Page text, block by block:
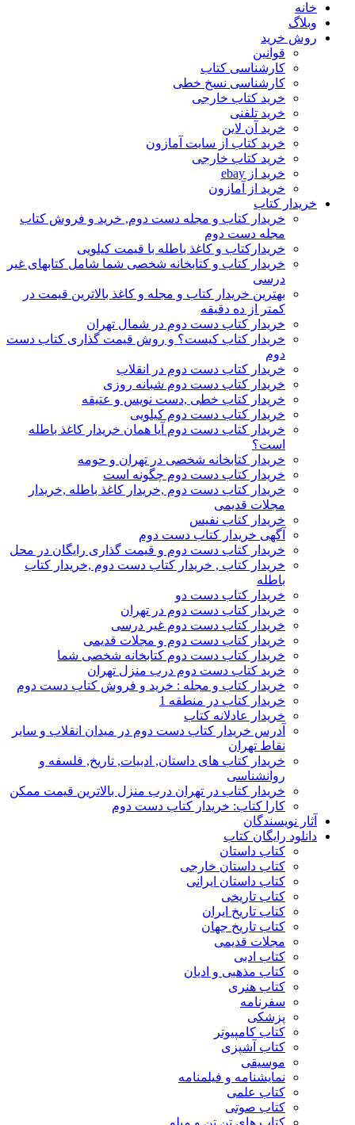
خانه
وبلاگ
روش خرید
قوانین
کارشناسی کتاب
کارشناسی نسخ خطی
خرید کتاب خارجی
خرید تلفنی
خرید آن لاین
خرید کتاب از سایت آمازون
خرید کتاب خارجی
خرید از ebay
خرید از آمازون
خریدار کتاب
خریدار کتاب و مجله دست دوم, خرید و فروش کتاب
مجله دست دوم
خریدارکتاب و کاغذ باطله با قیمت کیلویی
خریدار کتاب و کتابخانه شخصی شما شامل کتابهای غیر
درسی
بهترین خریدار کتاب و مجله و کاغذ بالاترین قیمت در
کمتر از ده دقیقه
خریدار کتاب دست دوم در شمال تهران
خریدار کتاب کیست؟ و روش قیمت گذاری کتاب دست
دوم
خریدار کتاب دست دوم در انقلاب
خریدار کتاب دست دوم شبانه روزی
خریدار کتاب خطی ,دست نویس و عتیقه
خریدار کتاب دست دوم کیلویی
خریدار کتاب دست دوم آیا همان خریدار کاغذ باطله
است؟
خریدار کتابخانه شخصی در تهران و حومه
خریدار کتاب دست دوم چگونه است
خریدار کتاب دست دوم ,خریدار کاغذ باطله ,خریدار
مجلات قدیمی
خریدار کتاب نفیس
آگهی خریدار کتاب دست دوم
خریدار کتاب دست دوم و قیمت گذاری رایگان در محل
خریدار کتاب , خریدار کتاب دست دوم ,خریدار کتاب
باطله
خریدار کتاب دست دو
خریدار کتاب دست دوم در تهران
خریدار کتاب دست دوم غیر درسی
خریدار کتاب دست دوم و مجلات قدیمی
خریدار کتاب دست دوم کتابخانه شخصی شما
خرید کتاب دست دوم درب منزل تهران
خریدار کتاب و مجله : خرید و فروش کتاب دست دوم
خریدار کتاب در منطقه 1
خریدار عادلانه کتاب
آدرس خریدار کتاب دست دوم در میدان انقلاب و سایر
نقاط تهران
خریدار کتاب های داستان, ادبیات, تاریخ, فلسفه و
روانشناسی
خریدار کتاب در تهران درب منزل بالاترین قیمت ممکن
کارا کتاب: خریدار کتاب دست دوم
آثار نویسندگان
دانلود رایگان کتاب
کتاب داستان
کتاب داستان خارجی
کتاب داستان ایرانی
کتاب تاریخی
کتاب تاریخ ایران
کتاب تاریخ جهان
مجلات قدیمی
کتاب ادبی
کتاب مذهبی و ادیان
کتاب هنری
سفرنامه
پزشکی
کتاب کامپیوتر
کتاب آشپزی
موسیقی
نمایشنامه و فیلمنامه
کتاب علمی
کتاب صوتی